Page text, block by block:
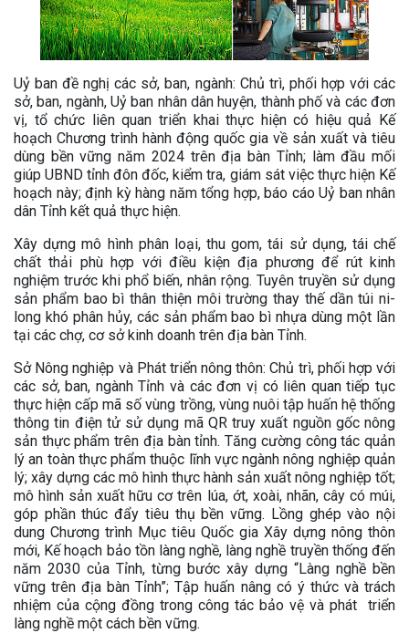
Uỷ ban đề nghị các sở, ban, ngành: Chủ trì, phối hợp với các
sở, ban, ngành, Uỷ ban nhân dân huyện, thành phố và các đơn
vị, tổ chức liên quan triển khai thực hiện có hiệu quả Kế
hoạch Chương trình hành động quốc gia về sản xuất và tiêu
dùng bền vững năm 2024 trên địa bàn Tỉnh; làm đầu mối
giúp UBND tỉnh đôn đốc, kiểm tra, giám sát việc thực hiện Kế
hoạch này; định kỳ hàng năm tổng hợp, báo cáo Uỷ ban nhân
dân Tỉnh kết quả thực hiện.
Xây dựng mô hình phân loại, thu gom, tái sử dụng, tái chế
chất thải phù hợp với điều kiện địa phương để rút kinh
nghiệm trước khi phổ biến, nhân rộng. Tuyên truyền sử dụng
sản phẩm bao bì thân thiện môi trường thay thế dần túi ni-
long khó phân hủy, các sản phẩm bao bì nhựa dùng một lần
tại các chợ, cơ sở kinh doanh trên địa bàn Tỉnh.
Sở Nông nghiệp và Phát triển nông thôn: Chủ trì, phối hợp với
các sở, ban, ngành Tỉnh và các đơn vị có liên quan tiếp tục
thực hiện cấp mã số vùng trồng, vùng nuôi tập huấn hệ thống
thông tin điện tử sử dụng mã QR truy xuất nguồn gốc nông
sản thực phẩm trên địa bàn tỉnh. Tăng cường công tác quản
lý an toàn thực phẩm thuộc lĩnh vực ngành nông nghiệp quản
lý; xây dựng các mô hình thực hành sản xuất nông nghiệp tốt;
mô hình sản xuất hữu cơ trên lúa, ớt, xoài, nhãn, cây có múi,
góp phần thúc đẩy tiêu thụ bền vững. Lồng ghép vào nội
dung Chương trình Mục tiêu Quốc gia Xây dựng nông thôn
mới, Kế hoạch bảo tồn làng nghề, làng nghề truyền thống đến
năm 2030 của Tỉnh, từng bước xây dựng “Làng nghề bền
vững trên địa bàn Tỉnh”; Tập huấn nâng có ý thức và trách
nhiệm của cộng đồng trong công tác bảo vệ và phát triển
làng nghề một cách bền vững.